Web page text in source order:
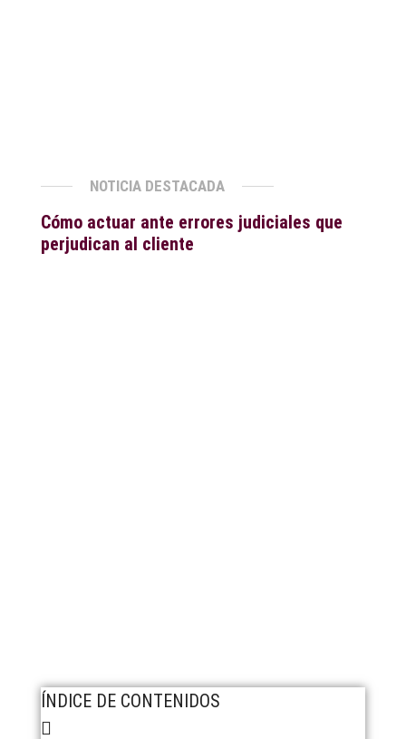
NOTICIA DESTACADA
Cómo actuar ante errores judiciales que
perjudican al cliente
ÍNDICE DE CONTENIDOS